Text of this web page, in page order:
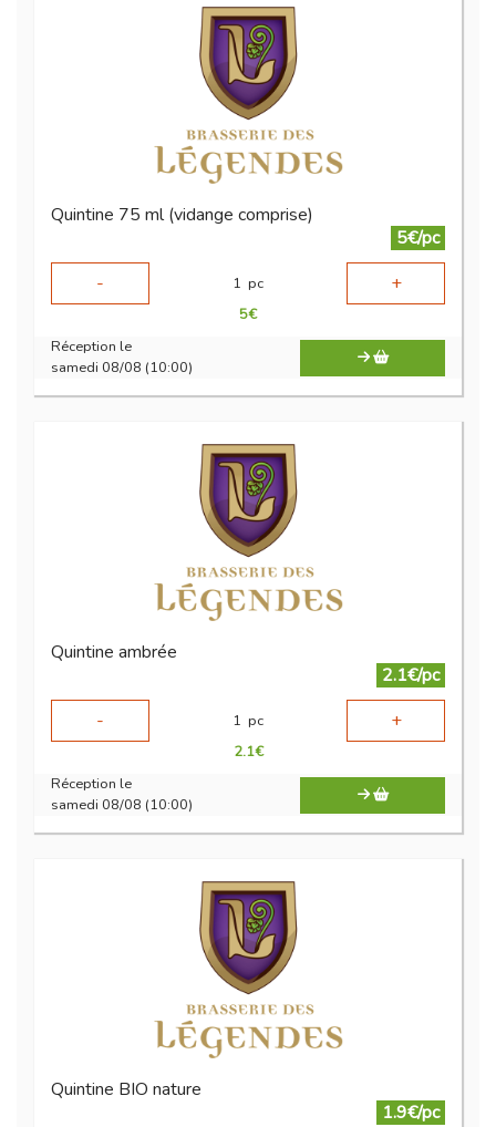
Quintine 75 ml (vidange comprise)
5€/pc
-
1 pc +
5€
Réception le
samedi 08/08 (10:00)
Quintine ambrée
2.1€/pc
-
1 pc +
2.1€
Réception le
samedi 08/08 (10:00)
Quintine BIO nature
1.9€/pc